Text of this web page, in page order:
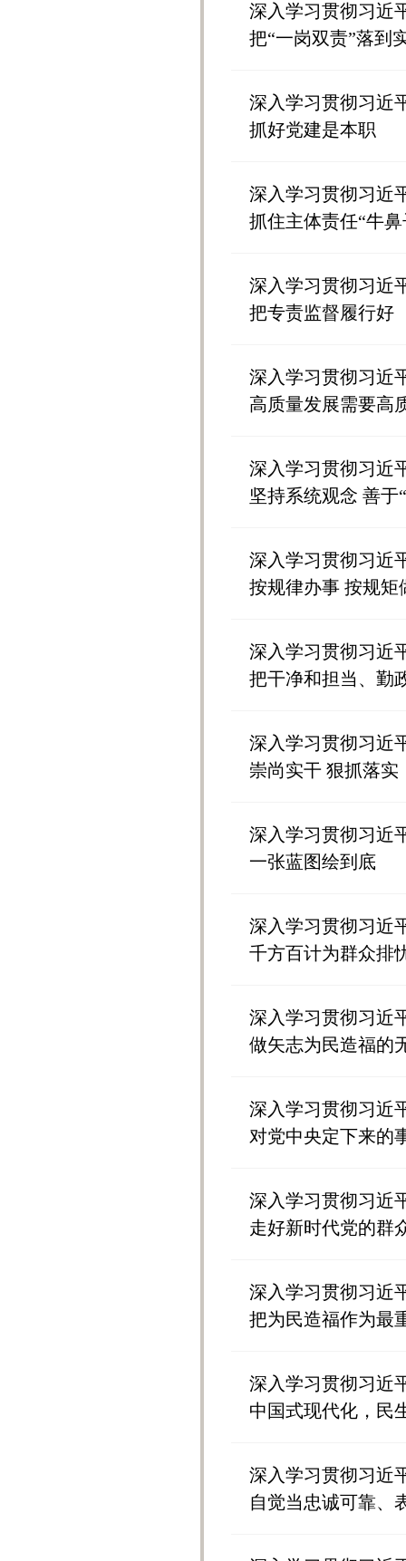
深入学习贯彻习近
把“一岗双责”落到
深入学习贯彻习近
抓好党建是本职
深入学习贯彻习近
抓住主体责任“牛鼻
深入学习贯彻习近
把专责监督履行好
深入学习贯彻习近
高质量发展需要高
深入学习贯彻习近
坚持系统观念 善于
深入学习贯彻习近
按规律办事 按规矩
深入学习贯彻习近
把干净和担当、勤
深入学习贯彻习近
崇尚实干 狠抓落实
深入学习贯彻习近
一张蓝图绘到底
深入学习贯彻习近
千方百计为群众排
深入学习贯彻习近
做矢志为民造福的
深入学习贯彻习近
对党中央定下来的
深入学习贯彻习近
走好新时代党的群
深入学习贯彻习近
把为民造福作为最
深入学习贯彻习近
中国式现代化，民
深入学习贯彻习近
自觉当忠诚可靠、